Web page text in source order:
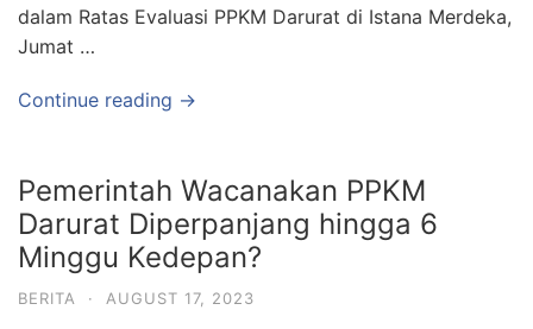
dalam Ratas Evaluasi PPKM Darurat di Istana Merdeka,
Jumat …
Continue reading →
Pemerintah Wacanakan PPKM
Darurat Diperpanjang hingga 6
Minggu Kedepan?
BERITA · AUGUST 17, 2023